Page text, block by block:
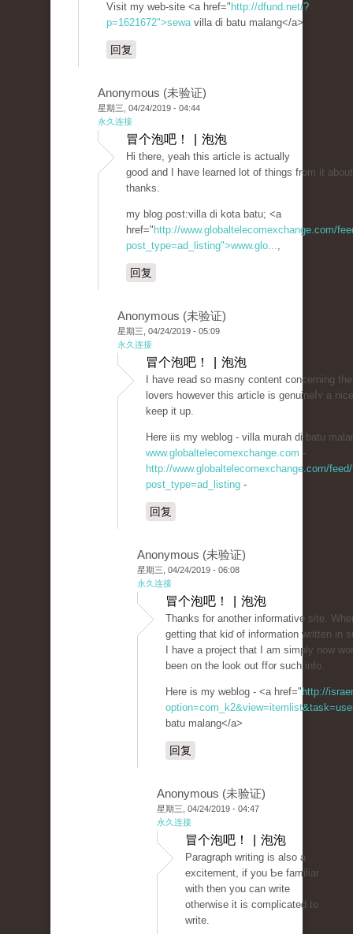
Visit my web-site <a href=" http://dfund.net/?
p=1621672">sewavilla di batu malang</a>
回复
Anonymous (未验证)
星期三, 04/24/2019 - 04:44
永久连接
冒个泡吧！ | 泡泡
Hi thеre, yeah this article is actually
good and I have learned lot of things from it
thanks.
my blog ρost:villa di kota batu; <a
href=" http://www.globaltelecomexchange.com/
post_type=ad_listing">www.glo...,
回复
Anonymous (未验证)
星期三, 04/24/2019 - 05:09
永久连接
冒个泡吧！ | 泡泡
I have read so masny contеnt concerning
lovers however this article is genuineⅼʏ a
keep it up.
Here iis my weblog - villa murah di batu
www.globaltelecomexchange.com -
http://www.globaltelecomexchange.com/
post_type=ad_listing -
回复
Anonymous (未验证)
星期三, 04/24/2019 - 06:08
永久连接
冒个泡吧！ | 泡泡
Thаnks fоr another informatiᴠe site.
getting that kiɗ of information written in
I have a project that I am simply now
been on the look out ff᧐r such info.
Here is my weblog - <a href=" http://
batu malang</a>
回复
Anonymous (未验证)
星期三, 04/24/2019 - 04:47
永久连接
冒个泡吧！ | 泡泡
Paraɡrapһ writing iѕ also a
excitement, if you Ƅe familiar
with then you can write
othеrwise it is complicatеd to
wrіte.